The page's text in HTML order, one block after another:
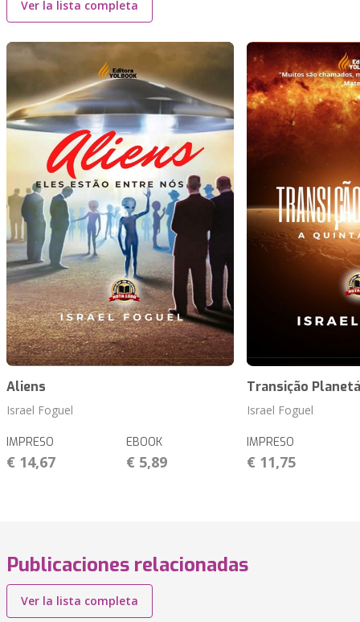
Ver la lista completa
Aliens
Israel Foguel
IMPRESO
€ 14,67
EBOOK
€ 5,89
Transição
Israel Foguel
IMPRESO
€ 11,75
Publicaciones relacionadas
Ver la lista completa